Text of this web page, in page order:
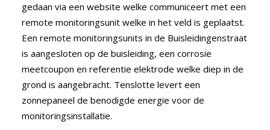
gedaan via een website welke communiceert met een
remote monitoringsunit welke in het veld is geplaatst.
Een remote monitoringsunits in de Buisleidingenstraat
is aangesloten op de buisleiding, een corrosie
meetcoupon en referentie elektrode welke diep in de
grond is aangebracht. Tenslotte levert een
zonnepaneel de benodigde energie voor de
monitoringsinstallatie.